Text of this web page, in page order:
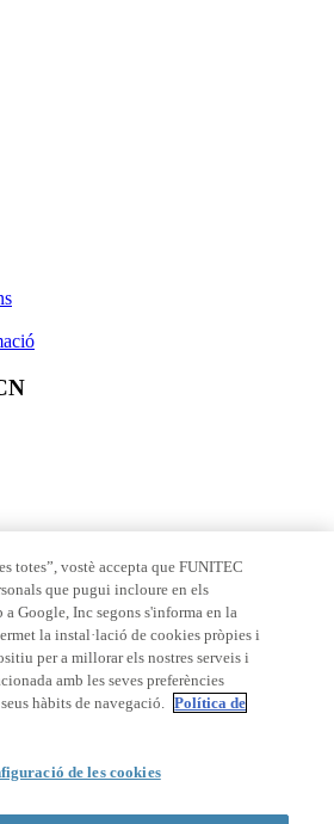
Barcelona - URL |Avís legal
totes”, vostè accepta que FUNITEC
que pugui incloure en els
a Google, Inc segons s'informa en la
la instal·lació de cookies pròpies i
per a millorar els nostres serveis i
amb les seves preferències
hàbits de navegació. Política de
de les cookies